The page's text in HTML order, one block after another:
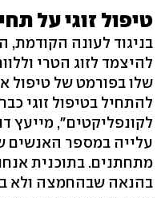
טיפול זוגי על
בניגוד לעונה
להיצמד לזוג הטרי
שלו בפורמט של טיפול
להתחיל בטיפול זוגי
לקונפליקטים", מייעץ
עלייה במספר האנשים
מתחתנים. בתוכנית
בהנאה שבהחמצה ולא